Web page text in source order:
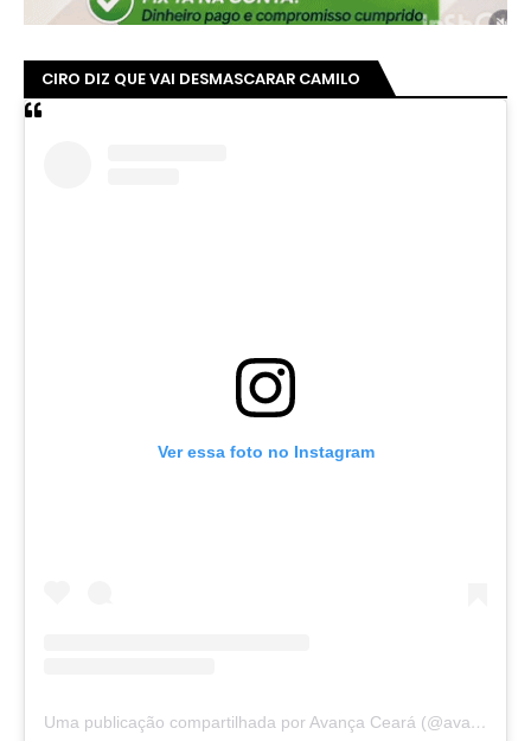
CIRO DIZ QUE VAI DESMASCARAR CAMILO
Ver essa foto no Instagram
Uma publicação compartilhada por Avança Ceará (@avancaceara)